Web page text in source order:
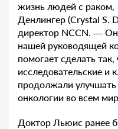
жизнь людей с раком,
Денлингер (Crystal S.
директор NCCN. —
нашей руководящей
помогает сделать
исследовательские и
продолжали улучшать
онкологии во всем
Доктор Льюис ранее